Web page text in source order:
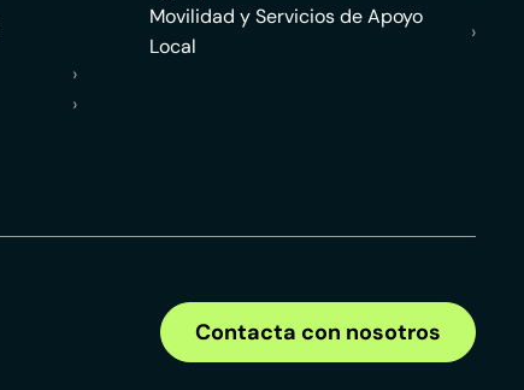
›
›
Movilidad y Servicios de Apoyo
Local
›
Contacta con nosotros